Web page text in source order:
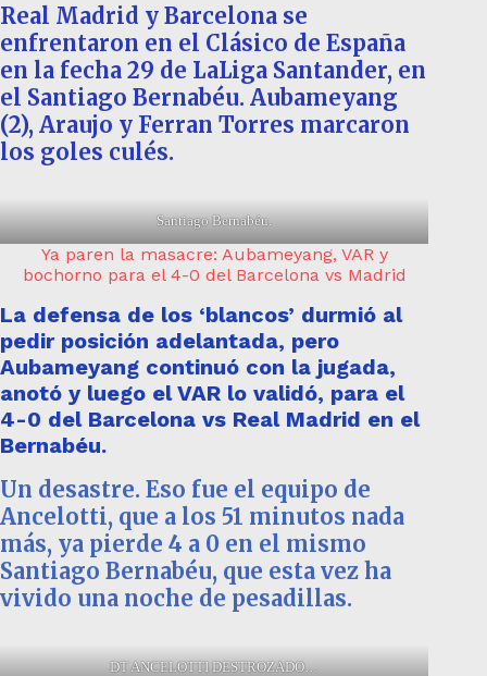
Real Madrid y Barcelona se
enfrentaron en el Clásico de España
en la fecha 29 de LaLiga Santander, en
el Santiago Bernabéu. Aubameyang
(2), Araujo y Ferran Torres marcaron
los goles culés.
Santiago Bernabéu.
Ya paren la masacre: Aubameyang, VAR y
bochorno para el 4-0 del Barcelona vs Madrid
La defensa de los ‘blancos’ durmió al
pedir posición adelantada, pero
Aubameyang continuó con la jugada,
anotó y luego el VAR lo validó, para el
4-0 del Barcelona vs Real Madrid en el
Bernabéu.
Un desastre. Eso fue el equipo de
Ancelotti, que a los 51 minutos nada
más, ya pierde 4 a 0 en el mismo
Santiago Bernabéu, que esta vez ha
vivido una noche de pesadillas.
DT ANCELOTTI DESTROZADO…